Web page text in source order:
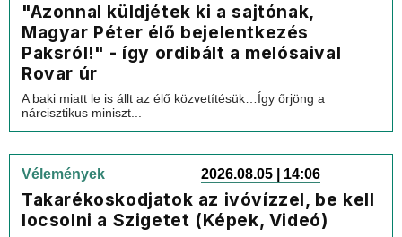
"Azonnal küldjétek ki a sajtónak,
Magyar Péter élő bejelentkezés
Paksról!" - így ordibált a melósaival
Rovar úr
A baki miatt le is állt az élő közvetítésük…Így őrjöng a
nárcisztikus miniszt...
Vélemények 2026.08.05 | 14:06
Takarékoskodjatok az ivóvízzel, be kell
locsolni a Szigetet (Képek, Videó)